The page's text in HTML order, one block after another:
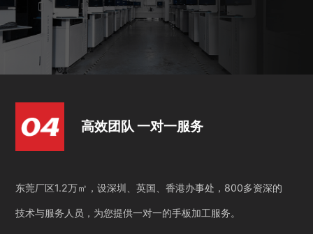
高效团队 一对一服务
东莞厂区1.2万㎡，设深圳、英国、香港办事处，800多资深的
技术与服务人员，为您提供一对一的手板加工服务。